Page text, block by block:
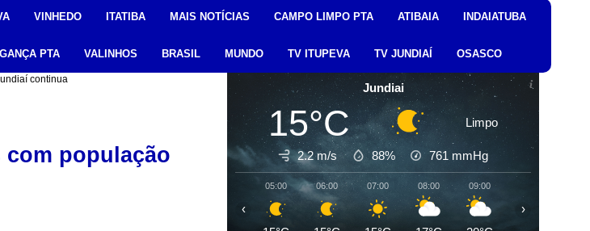
VINHEDO ITATIBA MAIS NOTÍCIAS CAMPO LIMPO PTA ATIBAIA INDAIATUBA
PTA VALINHOS BRASIL MUNDO TV ITUPEVA TV JUNDIAÍ OSASCO
continua
com população
Jundiai
15°C Limpo
2.2 m/s 88% 761 mmHg
05:00 06:00 07:00 08:00 09:00
‹ ›